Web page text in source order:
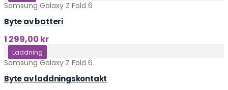
Samsung Galaxy Z Fold 6
Byte av batteri
1 299,00 kr
Klicka här
Laddning
Samsung Galaxy Z Fold 6
Byte av laddningskontakt